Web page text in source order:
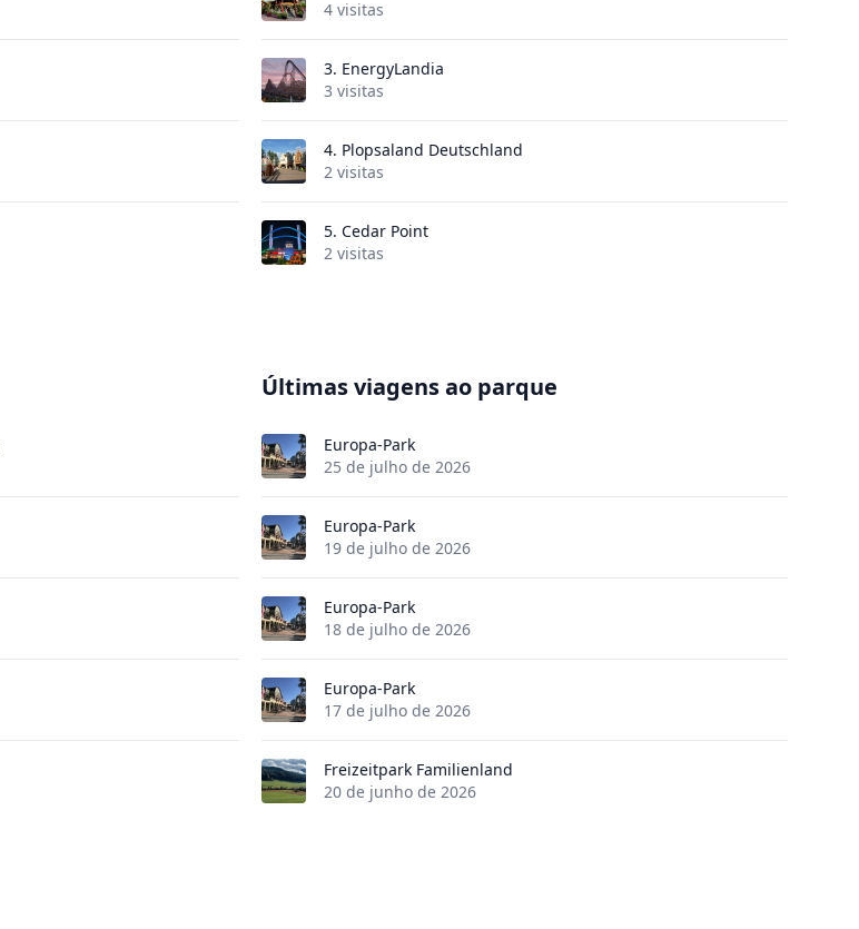
4 visitas
3. EnergyLandia
3 visitas
4. Plopsaland Deutschland
2 visitas
5. Cedar Point
2 visitas
Últimas viagens ao parque
Europa-Park
25 de julho de 2026
Europa-Park
19 de julho de 2026
Europa-Park
18 de julho de 2026
Europa-Park
17 de julho de 2026
Freizeitpark Familienland
20 de junho de 2026